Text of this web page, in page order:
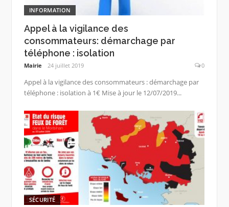
INFORMATION
Appel à la vigilance des
consommateurs: démarchage par
téléphone : isolation
Mairie 24 juillet 2019 0
Appel à la vigilance des consommateurs : démarchage par
téléphone : isolation à 1€ Mise à jour le 12/07/2019...
SÉCURITÉ